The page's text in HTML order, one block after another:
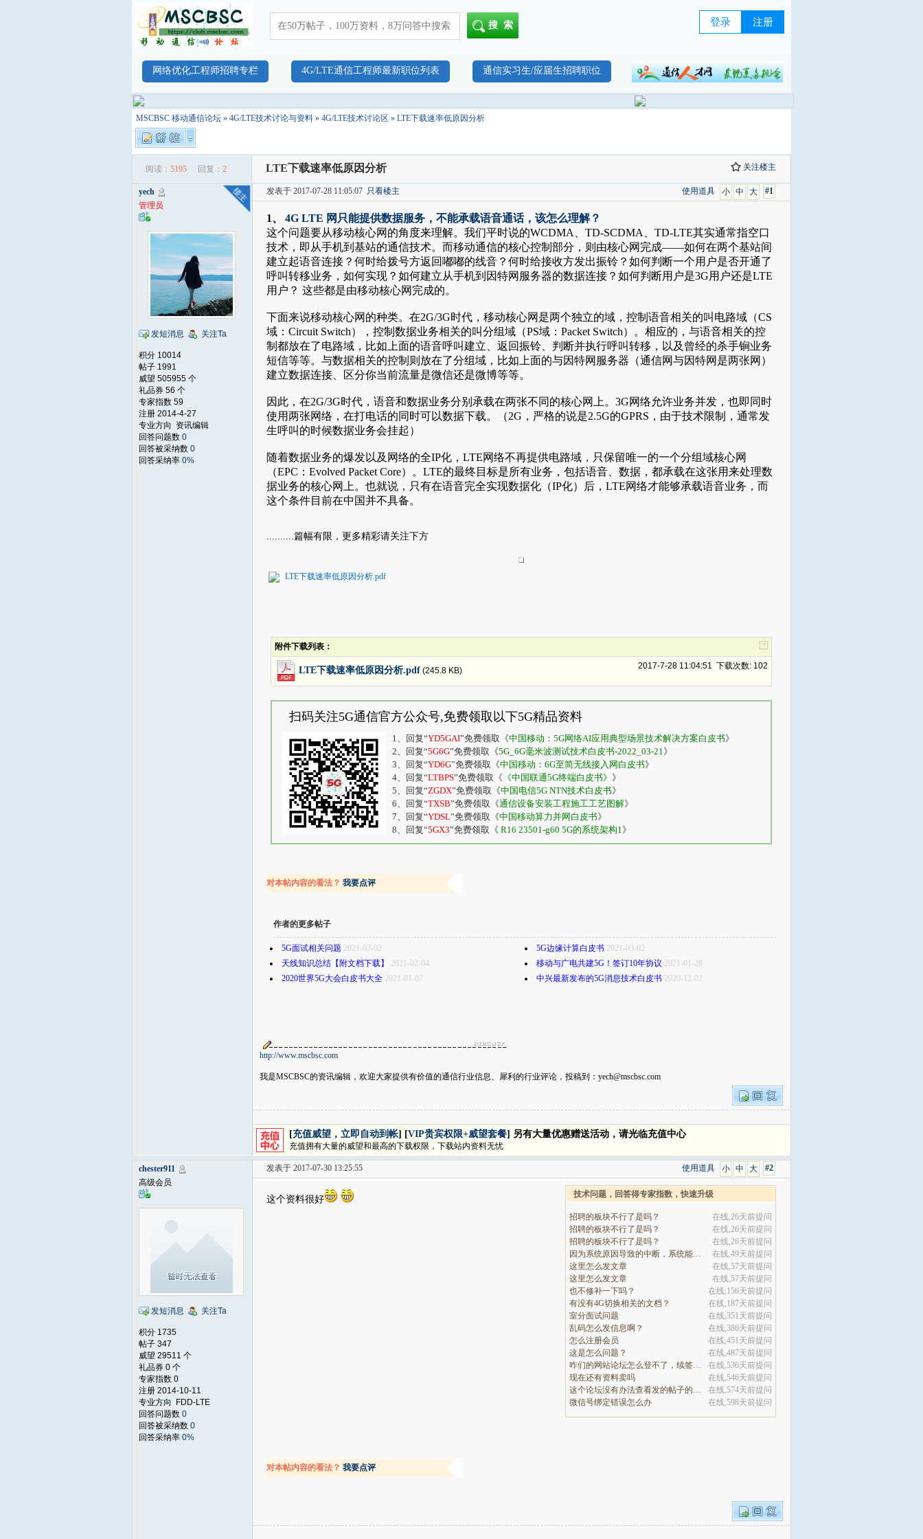
搜索 登录 注册
网络优化工程师招聘专栏 4G/LTE通信工程师最新职位列表 通信实习生/应届生招聘职位
MSCBSC 移动通信论坛 » 4G/LTE技术讨论与资料 » 4G/LTE技术讨论区 » LTE下载速率低原因分析
阅读： 5195 回复： 2 关注楼主
LTE下载速率低原因分析
yech
管理员
发短消息 关注Ta
积分 10014
帖子 1991
威望 505955 个
礼品券 56 个
专家指数 59
注册 2014-4-27
专业方向 资讯编辑
回答问题数 0
回答被采纳数 0
回答采纳率 0%
#1
大
中
小
使用道具
发表于 2017-07-28 11:05:07 只看楼主
1、
4G LTE 网只能提供数据服务，不能承载语音通话，该怎么理解？
这个问题要从移动核心网的角度来理解。我们平时说的WCDMA、TD-SCDMA、TD-LTE其实通常指空口
技术，即从手机到基站的通信技术。而移动通信的核心控制部分，则由核心网完成——如何在两个基站间
建立起语音连接？何时给拨号方返回嘟嘟的线音？何时给接收方发出振铃？如何判断一个用户是否开通了
呼叫转移业务，如何实现？如何建立从手机到因特网服务器的数据连接？如何判断用户是3G用户还是LTE
用户？ 这些都是由移动核心网完成的。
下面来说移动核心网的种类。在2G/3G时代，移动核心网是两个独立的域，控制语音相关的叫电路域（CS
域：Circuit Switch），控制数据业务相关的叫分组域（PS域：Packet Switch）。相应的，与语音相关的控
制都放在了电路域，比如上面的语音呼叫建立、返回振铃、判断并执行呼叫转移，以及曾经的杀手锏业务
短信等等。与数据相关的控制则放在了分组域，比如上面的与因特网服务器（通信网与因特网是两张网）
建立数据连接、区分你当前流量是微信还是微博等等。
因此，在2G/3G时代，语音和数据业务分别承载在两张不同的核心网上。3G网络允许业务并发，也即同时
使用两张网络，在打电话的同时可以数据下载。（2G，严格的说是2.5G的GPRS，由于技术限制，通常发
生呼叫的时候数据业务会挂起）
随着数据业务的爆发以及网络的全IP化，LTE网络不再提供电路域，只保留唯一的一个分组域核心网
（EPC：Evolved Packet Core）。LTE的最终目标是所有业务，包括语音、数据，都承载在这张用来处理数
据业务的核心网上。也就说，只有在语音完全实现数据化（IP化）后，LTE网络才能够承载语音业务，而
这个条件目前在中国并不具备。
..........篇幅有限，更多精彩请关注下方
LTE下载速率低原因分析.pdf
附件下载列表：
2017-7-28 11:04:51 下载次数: 102
LTE下载速率低原因分析.pdf (245.8 KB)
扫码关注5G通信官方公众号,免费领取以下5G精品资料
1、回复“YD5GAI”免费领取《中国移动：5G网络AI应用典型场景技术解决方案白皮书》
2、回复“5G6G”免费领取《5G_6G毫米波测试技术白皮书-2022_03-21》
3、回复“YD6G”免费领取《中国移动：6G至简无线接入网白皮书》
4、回复“LTBPS”免费领取《 《中国联通5G终端白皮书》 》
5、回复“ZGDX”免费领取《中国电信5G NTN技术白皮书》
6、回复“TXSB”免费领取《通信设备安装工程施工工艺图解》
7、回复“YDSL”免费领取《中国移动算力并网白皮书》
8、回复“5GX3”免费领取《 R16 23501-g60 5G的系统架构1》
对本帖内容的看法？ 我要点评
作者的更多帖子
5G面试相关问题 2021-03-02 5G边缘计算白皮书 2021-03-02
天线知识总结【附文档下载】
2021-02-04 移动与广电共建5G！签订10年协议 2021-01-28
2020世界5G大会白皮书大全 2021-01-07 中兴最新发布的5G消息技术白皮书 2020-12-02
http://www.mscbsc.com
我是MSCBSC的资讯编辑，欢迎大家提供有价值的通信行业信息、犀利的行业评论，投稿到：yech@mscbsc.com
[充值威望，立即自动到帐] [VIP贵宾权限+威望套餐] 另有大量优惠赠送活动，请光临充值中心
充值拥有大量的威望和最高的下载权限，下载站内资料无忧
chester911
高级会员
发短消息 关注Ta
积分 1735
帖子 347
威望 29511 个
礼品券 0 个
专家指数 0
注册 2014-10-11
专业方向 FDD-LTE
回答问题数 0
回答被采纳数 0
回答采纳率 0%
#2
大
中
小
使用道具
发表于 2017-07-30 13:25:55
技术问题，回答得专家指数，快速升级
招聘的板块不行了是吗？
在线,26天前提问
招聘的板块不行了是吗？
在线,26天前提问
招聘的板块不行了是吗？
在线,26天前提问
因为系统原因导致的中断，系统能自动7赎回处理吗
在线,49天前提问
这里怎么发文章
在线,57天前提问
这里怎么发文章
在线,57天前提问
也不修补一下吗？
在线,156天前提问
有没有4G切换相关的文档？
在线,187天前提问
室分面试问题
在线,351天前提问
乱码怎么发信息啊？
在线,386天前提问
怎么注册会员
在线,451天前提问
这是怎么问题？
在线,487天前提问
咋们的网站论坛怎么登不了，续签没有办法继续
在线,536天前提问
现在还有资料卖吗
在线,546天前提问
这个论坛没有办法查看发的帖子的阅读量吗
在线,574天前提问
微信号绑定错误怎么办
在线,598天前提问
这个资料很好
对本帖内容的看法？ 我要点评